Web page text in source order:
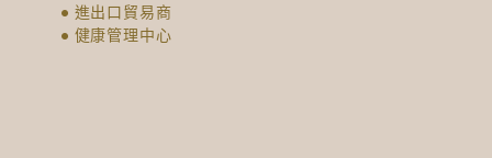
● 進出⼝貿易商
● 健康管理中心